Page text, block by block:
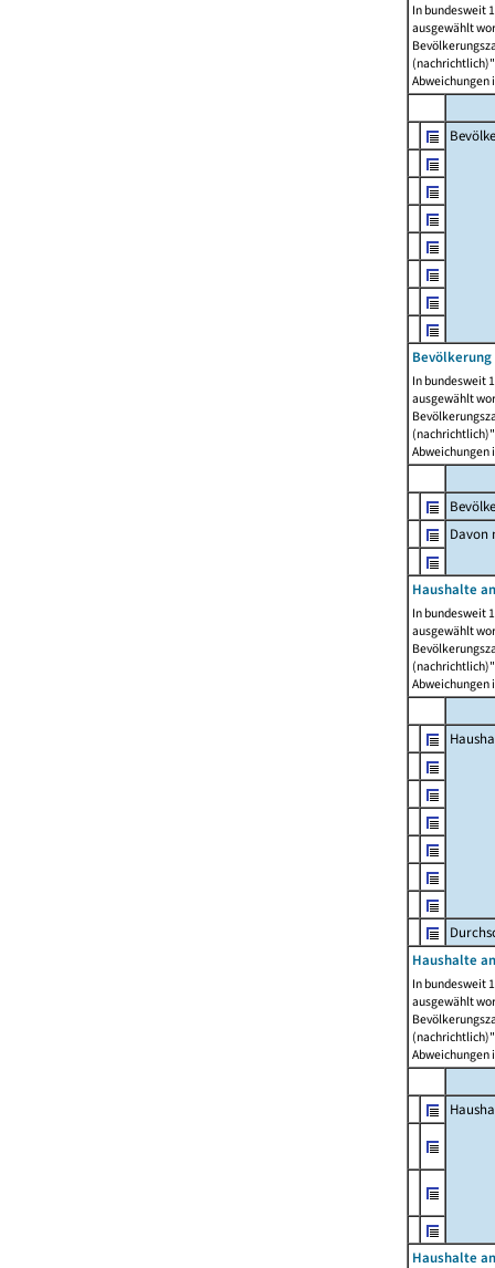
In bundesweit
ausgewählt
Abweichungen
In bundesweit
ausgewählt
Abweichungen
Davon
Haushalte
In bundesweit
ausgewählt
Abweichungen
Haushalte
In bundesweit
ausgewählt
Abweichungen
Haushalte